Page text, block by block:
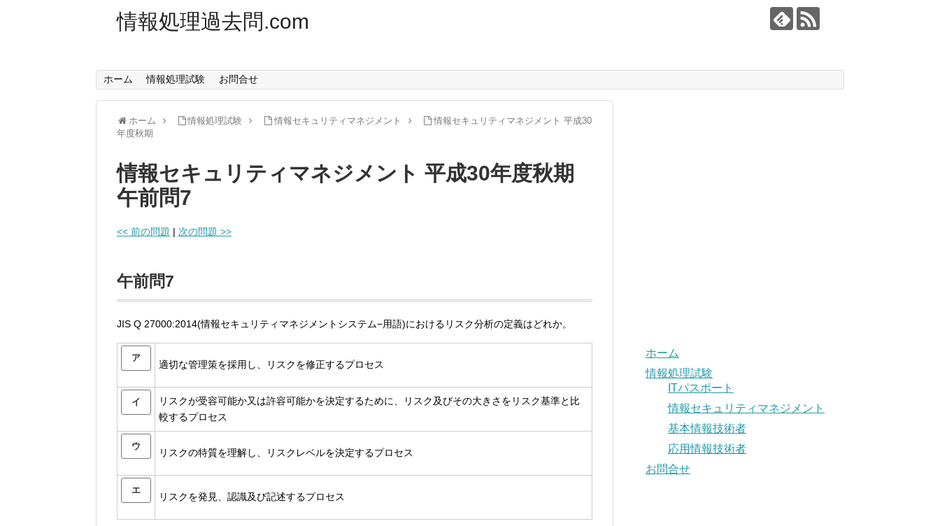
情報処理過去問.com
ホーム 情報処理試験 お問合せ
ホーム 情報処理試験 情報セキュリティマネジメント
情報セキュリティマネジメント 平成30
年度秋期
情報セキュリティマネジメント 平成30年度秋期
午前問7
<< 前の問題 | 次の問題 >>
午前問7
JIS Q 27000:2014(情報セキュリティマネジメントシステム−用語)におけるリスク分析の定義はどれか。
ア
適切な管理策を採用し、リスクを修正するプロセス
イ
リスクが受容可能か又は許容可能かを決定するために、リスク及びその大きさをリスク基準と比
較するプロセス
ウ
リスクの特質を理解し、リスクレベルを決定するプロセス
エ
リスクを発見、認識及び記述するプロセス
ホーム
情報処理試験
ITパスポート
情報セキュリティマネジメント
基本情報技術者
応用情報技術者
お問合せ